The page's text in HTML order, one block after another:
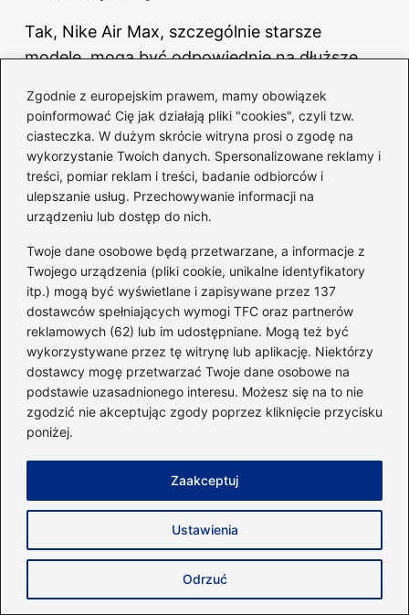
Zgodnie z europejskim prawem, mamy obowiązek
poinformować Cię jak działają pliki "cookies", czyli tzw.
ciasteczka. W dużym skrócie witryna prosi o zgodę na
wykorzystanie Twoich danych. Spersonalizowane reklamy i
treści, pomiar reklam i treści, badanie odbiorców i
ulepszanie usług. Przechowywanie informacji na
urządzeniu lub dostęp do nich.
Twoje dane osobowe będą przetwarzane, a informacje z
Twojego urządzenia (pliki cookie, unikalne identyfikatory
itp.) mogą być wyświetlane i zapisywane przez 137
dostawców spełniających wymogi TFC oraz partnerów
reklamowych (62) lub im udostępniane. Mogą też być
wykorzystywane przez tę witrynę lub aplikację. Niektórzy
dostawcy mogę przetwarzać Twoje dane osobowe na
podstawie uzasadnionego interesu. Możesz się na to nie
zgodzić nie akceptując zgody poprzez kliknięcie przycisku
poniżej.
Ustawienia
Odrzuć
Zaakceptuj
Tak, Nike Air Max, szczególnie starsze
modele, mogą być odpowiednie na dłuższe
Jednak dla poważniejszych treningów
biegowych lepszym wyborem będą
specjalistyczne buty biegowe, które
zapewniają większą funkcjonalność.
Jakie modele Air Max warto rozważyć do
biegania?
Modele takie jak Air Max 2017, Air Max 270
oraz Air Max 1 mogą być rozważane jako
alternatywa do biegania, jednak każdy z nich
ma swoje unikalne cechy. Dla intensywnych
biegaczy najlepszym wyborem będą
specjalnie przystosowane modele, takie jak Air
Zoom Pegasus.
Kto zostanie nowym trenerem Lecha?
Oczekiwania i spekulacje na temat
przyszłości klubu